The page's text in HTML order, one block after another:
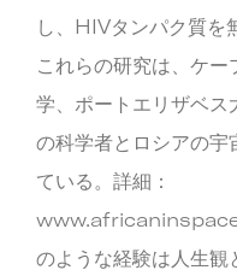
し、HIVタンパク質を
これらの研究は、ケ
学、ポートエリザベス
の科学者とロシアの宇
ている。詳細：
のような経験は人生